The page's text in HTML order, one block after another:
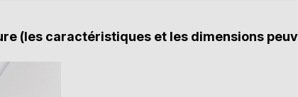
(les caractéristiques et les dimensions